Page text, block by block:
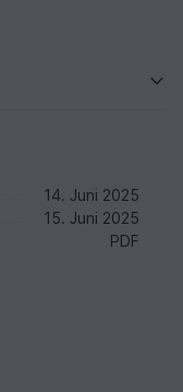
14. Juni 2025
15. Juni 2025
PDF